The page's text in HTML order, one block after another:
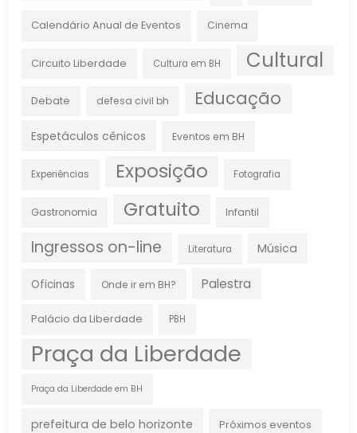
Calendário Anual de Eventos Cinema
Circuito Liberdade Cultura em BH Cultural
Debate defesa civil bh Educação
Espetáculos cênicos Eventos em BH
Experiências Exposição Fotografia
Gastronomia Gratuito Infantil
Ingressos on-line Literatura Música
Oficinas Onde ir em BH? Palestra
Palácio da Liberdade PBH
Praça da Liberdade
Praça da Liberdade em BH
prefeitura de belo horizonte Próximos eventos